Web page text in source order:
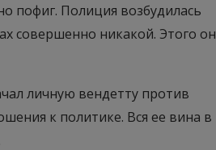
пофиг. Полиция возбудилась
совершенно никакой. Этого он
личную вендетту против
к политике. Вся ее вина в